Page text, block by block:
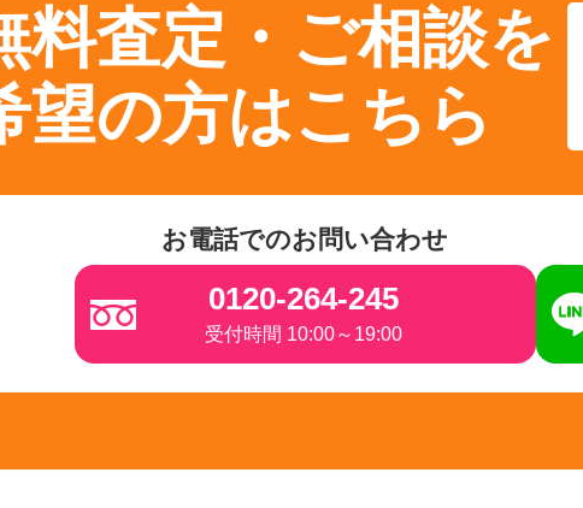
料査定・ご相談を
望の方はこちら
お電話でのお問い合わせ
0120-264-245
受付時間 10:00～19:00